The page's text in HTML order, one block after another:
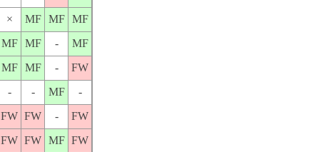
× MF MF
MF
MF MF -
MF
MF MF -
FW
- - MF
-
FW FW -
FW
FW FW MF FW